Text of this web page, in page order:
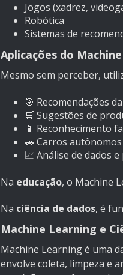
Jogos (xadrez,
Robótica
Sistemas de
Aplicações do
Mesmo sem perceber,
🎯 Recomendações
🛒 Sugestões de
📱 Reconhecimento
🚗 Carros autônomos
📈 Análise de dados
Na educação, o Machine
Na ciência de dados, é
Machine Learning e
Machine Learning é uma
envolve coleta, limpeza e